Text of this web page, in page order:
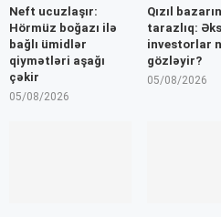
Neft ucuzlaşır:
Hörmüz boğazı ilə
bağlı ümidlər
qiymətləri aşağı
çəkir
05/08/2026
Qızıl
tarazlıq:
investorlar
gözləyir?
05/08/2026